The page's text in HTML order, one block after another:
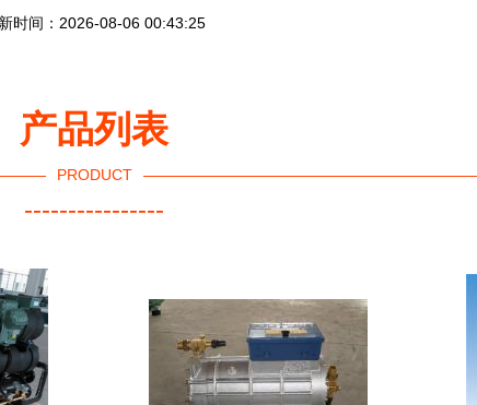
时间：2026-08-06 00:43:25
产品列表
PRODUCT
----------------